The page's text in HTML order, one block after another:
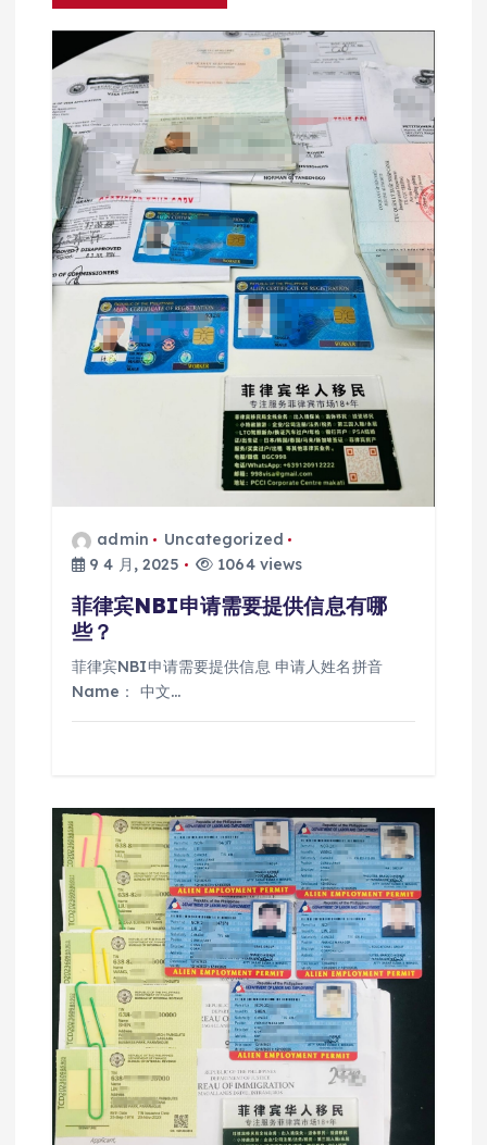
admin
Uncategorized
9 4 月, 2025
1064 views
菲律宾NBI申请需要提供信息有哪
些？
菲律宾NBI申请需要提供信息 申请人姓名拼音
Name： 中文…